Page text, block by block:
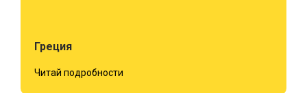
Греция
Читай подробности